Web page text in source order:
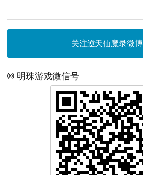
关注逆天仙魔录微博
明珠游戏微信号